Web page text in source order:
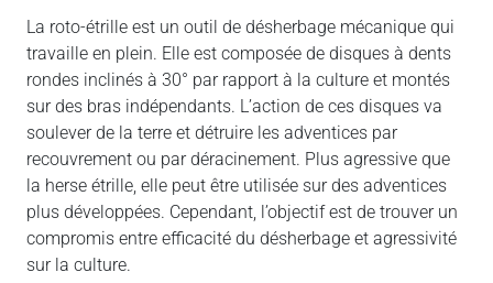
La roto-étrille est un outil de désherbage mécanique qui
travaille en plein. Elle est composée de disques à dents
rondes inclinés à 30° par rapport à la culture et montés
sur des bras indépendants. L’action de ces disques va
soulever de la terre et détruire les adventices par
recouvrement ou par déracinement. Plus agressive que
la herse étrille, elle peut être utilisée sur des adventices
plus développées. Cependant, l’objectif est de trouver un
compromis entre efficacité du désherbage et agressivité
sur la culture.